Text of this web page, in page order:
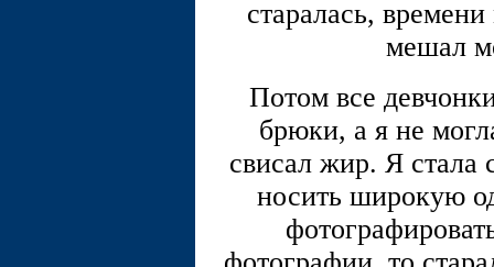
старалась,
мешал
Потом все
брюки, а я не
свисал жир. Я стала
носить широкую